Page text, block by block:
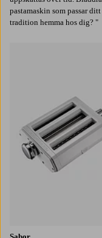
pastamaskin som passar
tradition hemma hos dig? "